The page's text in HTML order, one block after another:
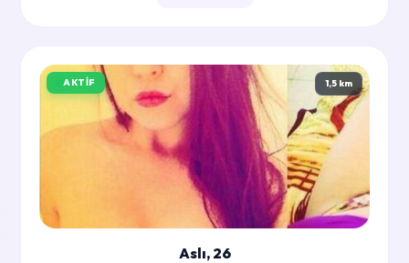
AKTIF 1,5 km
Aslı, 26